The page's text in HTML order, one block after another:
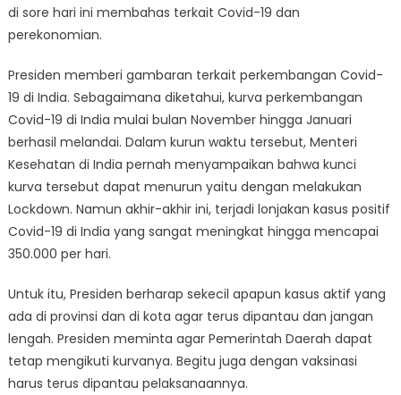
di sore hari ini membahas terkait Covid-19 dan
perekonomian.
Presiden memberi gambaran terkait perkembangan Covid-
19 di India. Sebagaimana diketahui, kurva perkembangan
Covid-19 di India mulai bulan November hingga Januari
berhasil melandai. Dalam kurun waktu tersebut, Menteri
Kesehatan di India pernah menyampaikan bahwa kunci
kurva tersebut dapat menurun yaitu dengan melakukan
Lockdown. Namun akhir-akhir ini, terjadi lonjakan kasus positif
Covid-19 di India yang sangat meningkat hingga mencapai
350.000 per hari.
Untuk itu, Presiden berharap sekecil apapun kasus aktif yang
ada di provinsi dan di kota agar terus dipantau dan jangan
lengah. Presiden meminta agar Pemerintah Daerah dapat
tetap mengikuti kurvanya. Begitu juga dengan vaksinasi
harus terus dipantau pelaksanaannya.